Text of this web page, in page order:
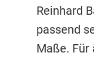
Reinhard
passend
Maße. Für